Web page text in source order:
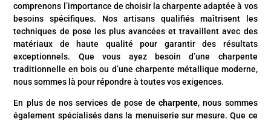
comprenons l’importance de choisir la charpente adaptée à vos
besoins spécifiques. Nos artisans qualifiés maîtrisent les
techniques de pose les plus avancées et travaillent avec des
matériaux de haute qualité pour garantir des résultats
exceptionnels. Que vous ayez besoin d’une charpente
traditionnelle en bois ou d’une charpente métallique moderne,
nous sommes là pour répondre à toutes vos exigences.
En plus de nos services de pose decharpente, nous sommes
également spécialisés dans la menuiserie sur mesure. Que ce